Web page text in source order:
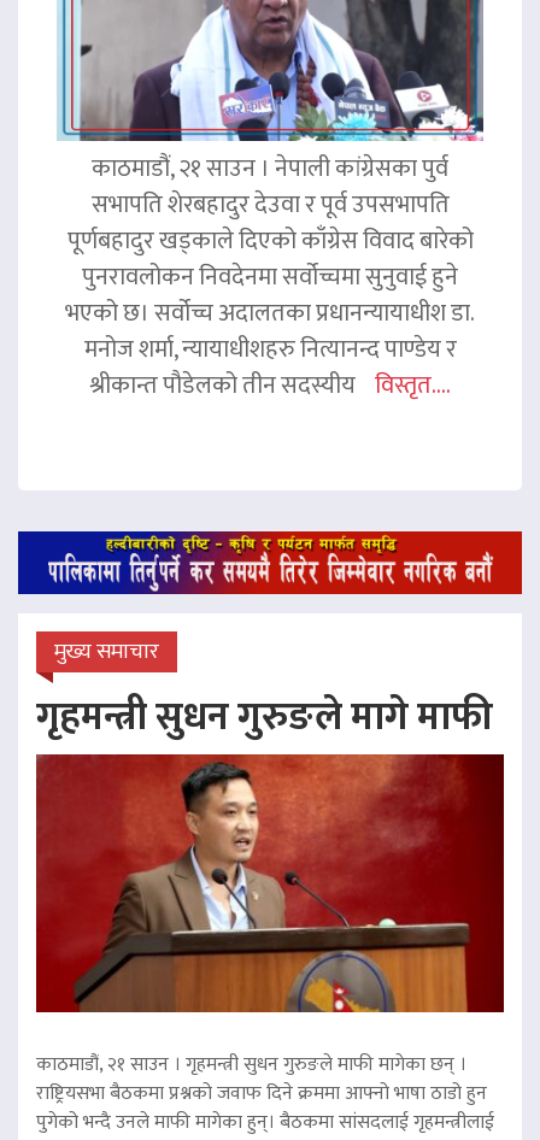
काठमाडौं, २१ साउन । नेपाली कांग्रेसका पुर्व
सभापति शेरबहादुर देउवा र पूर्व उपसभापति
पूर्णबहादुर खड्काले दिएको काँग्रेस विवाद बारेको
पुनरावलोकन निवदेनमा सर्वोच्चमा सुनुवाई हुने
भएको छ। सर्वोच्च अदालतका प्रधानन्यायाधीश डा.
मनोज शर्मा, न्यायाधीशहरु नित्यानन्द पाण्डेय र
श्रीकान्त पौडेलको तीन सदस्यीय विस्तृत....
मुख्य समाचार
गृहमन्त्री सुधन गुरुङले मागे माफी
काठमाडौं, २१ साउन । गृहमन्त्री सुधन गुरुङले माफी मागेका छन् ।
राष्ट्रियसभा बैठकमा प्रश्नको जवाफ दिने क्रममा आफ्नो भाषा ठाडो हुन
पुगेको भन्दै उनले माफी मागेका हुन्। बैठकमा सांसदलाई गृहमन्त्रीलाई